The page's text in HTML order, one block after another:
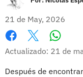
21 de May, 2026
Facebook
X
Actualizado: 21 de
Después de